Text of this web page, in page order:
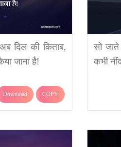
दिल की किताब,
जाना है!
Download COPY
सो
कभी